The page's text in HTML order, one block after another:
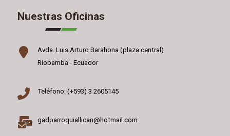
Nuestras Oficinas
Avda. Luis Arturo Barahona (plaza central)
Riobamba - Ecuador
Teléfono: (+593) 3 2605145
gadparroquiallican@hotmail.com